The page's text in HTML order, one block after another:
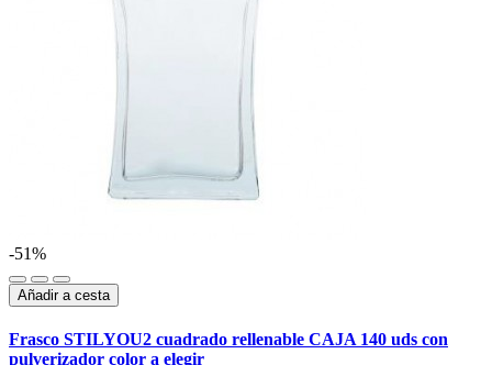
-51%
Añadir a cesta
Frasco STILYOU2 cuadrado rellenable CAJA 140 uds con
pulverizador color a elegir